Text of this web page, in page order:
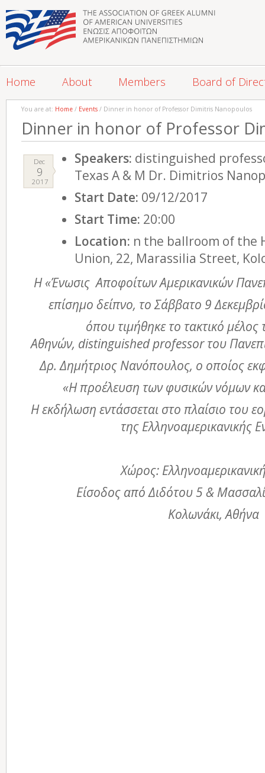
Home About Members Board of
You are at: Home / Events / Dinner in honor of Professor Dimitris Nanopoulos
Dinner in honor of Professor
Dec
9
2017
Speakers: distinguished
Texas A & M Dr. Dimitrios
Start Date: 09/12/2017
Start Time: 20:00
Location: n the ballroom of the
Union, 22, Marassilia Street,
H «Ένωσις Αποφοίτων Αμερικανικών
επίσημο δείπνο, το Σάββατο 9
όπου τιμήθηκε το τακτικό
Αθηνών, distinguishedprofessor του
Δρ. Δημήτριος Νανόπουλος, ο οποίος
«Η προέλευση των φυσικών νόμων
Η εκδήλωση εντάσσεται στο πλαίσιο του
της Ελληνοαμερικανικής
Χώρος:
Είσοδος από Διδότου 5 &
Κολωνάκι, Αθήνα